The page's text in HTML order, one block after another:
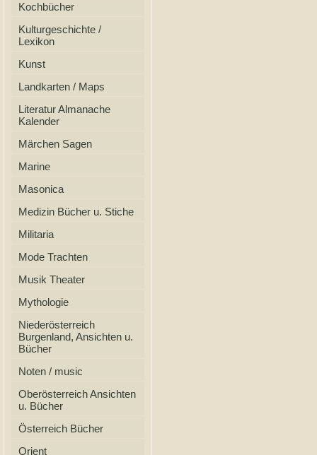
Kochbücher
Kulturgeschichte /
Lexikon
Kunst
Landkarten / Maps
Literatur Almanache
Kalender
Märchen Sagen
Marine
Masonica
Medizin Bücher u. Stiche
Militaria
Mode Trachten
Musik Theater
Mythologie
Niederösterreich
Burgenland, Ansichten u.
Bücher
Noten / music
Oberösterreich Ansichten
u. Bücher
Österreich Bücher
Orient